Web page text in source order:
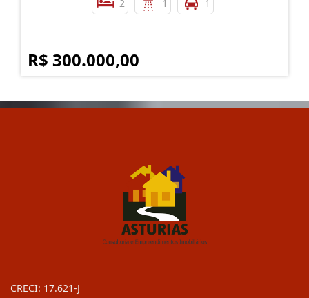
2 1 1
R$ 300.000,00
CRECI: 17.621-J